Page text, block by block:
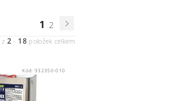
1 2
z2 - 18položek celkem
Kód:932350-010